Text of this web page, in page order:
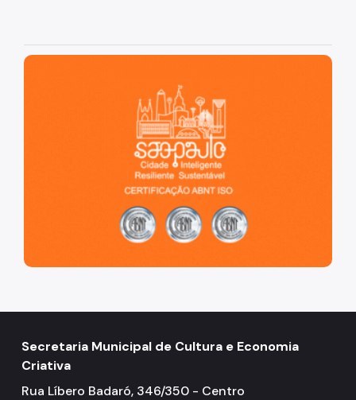
São Paulo, cidade inteligente, resiliente e sustentável
Secretaria Municipal de Cultura e Economia
Criativa
Rua Líbero Badaró, 346/350 - Centro